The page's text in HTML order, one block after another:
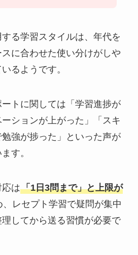
る学習スタイルは、年代を
に合わせた使い分けがしや
るようです。
トに関しては「学習進捗が
ションが上がった」「スキ
強が捗った」といった声が
す。
は「1日3問まで」と上限が
、レセプト学習で疑問が集中
してから送る習慣が必要で